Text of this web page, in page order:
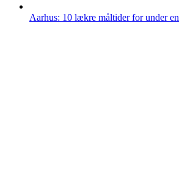
Aarhus: 10 lækre måltider for under